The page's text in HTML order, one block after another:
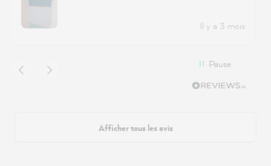
Il y a 3 mois
Pause
Afficher tous les avis